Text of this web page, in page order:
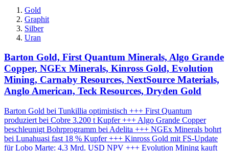
Gold
Graphit
Silber
Uran
Barton Gold, First Quantum Minerals, Algo Grande
Copper, NGEx Minerals, Kinross Gold, Evolution
Mining, Carnaby Resources, NextSource Materials,
Anglo American, Teck Resources, Dryden Gold
Barton Gold bei Tunkillia optimistisch +++ First Quantum
produziert bei Cobre 3.200 t Kupfer +++ Algo Grande Copper
beschleunigt Bohrprogramm bei Adelita +++ NGEx Minerals bohrt
bei Lunahuasi fast 18 % Kupfer +++ Kinross Gold mit FS-Update
für Lobo Marte: 4,3 Mrd. USD NPV +++ Evolution Mining kauft